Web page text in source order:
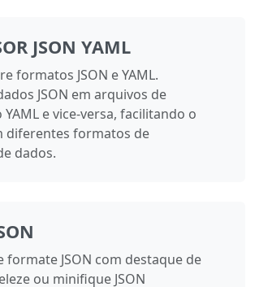
JSON YAML
formatos JSON e YAML.
JSON em arquivos de
e vice-versa, facilitando o
diferentes formatos de
dados.
formate JSON com destaque de
ou minifique JSON